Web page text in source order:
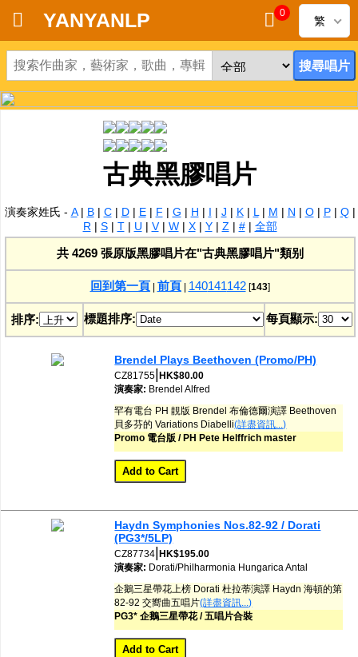
首頁
新到黑膠唱片
CD
清貨
清貨發燒零件
關於唱片
網購/發貨付運
YANYANLP 0
繁
古典黑膠唱片
演奏家姓氏 - A| B| C| D| E| F | G | H | I | J | K| L | M | N | O| P| Q|
R | S| T| U | V| W| X| Y| Z | #| 全部
共 4269 張原版黑膠唱片在"古典黑膠唱片"類别
回到第一頁 前頁 140141142[143]
排序: 標題排序: 每頁顯示:
Brendel Plays Beethoven (Promo/PH)
CZ81755 |HK$80.00
演奏家: Brendel Alfred
罕有電台 PH 靚版 Brendel 布倫德爾演譯 Beethoven
貝多芬的 Variations Diabelli(詳盡資訊...)
Promo 電台版 / PH Pete Helffrich master
Haydn Symphonies Nos.82-92 / Dorati
(PG3*/5LP)
CZ87734 |HK$195.00
演奏家: Dorati/Philharmonia HungaricaAntal
企鵝三星帶花上榜 Dorati 杜拉蒂演譯 Haydn 海頓的第
82-92 交嚮曲五唱片(詳盡資訊...)
PG3* 企鵝三星帶花 / 五唱片合裝